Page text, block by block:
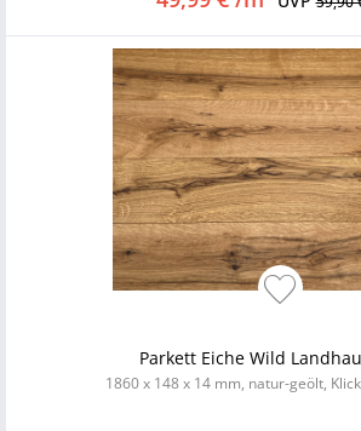
Parkett Eiche Wild
1860 x 148 x 14 mm, natur-geölt,